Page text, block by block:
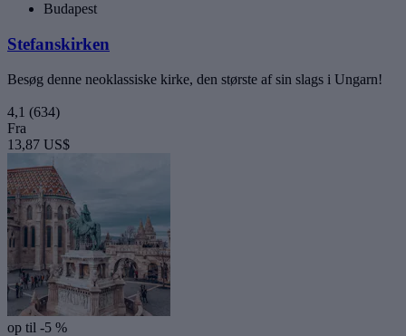
Budapest
Stefanskirken
Besøg denne neoklassiske kirke, den største af sin slags i Ungarn!
4,1 (634)
Fra
13,87 US$
op til -5 %